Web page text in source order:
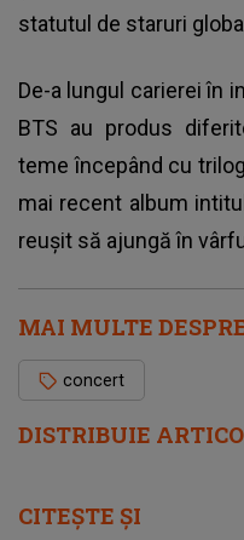
DISTRIBUIE
statutul de staruri
De-a lungul carierei în
BTS au produs
teme începând cu
mai recent album
reușit să ajungă în
MAI MULTE
concert
CITEȘTE ȘI